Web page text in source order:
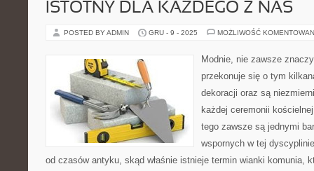
ISTOTNY DLA KAŻDEGO Z NAS
POSTED BY ADMIN GRU - 9 - 2025 MOŻLIWOŚĆ
Modnie, nie zawsze
przekonuje się o tym
dekoracji oraz są
każdej ceremonii
tego zawsze są jednymi
wspornych w tej
od czasów antyku, skąd właśnie istnieje termin wianki komunia,